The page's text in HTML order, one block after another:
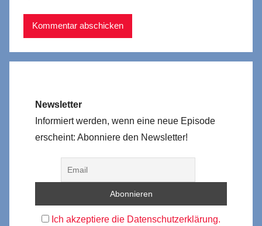
Newsletter
Informiert werden, wenn eine neue Episode
erscheint: Abonniere den Newsletter!
Ich akzeptiere die Datenschutzerklärung.